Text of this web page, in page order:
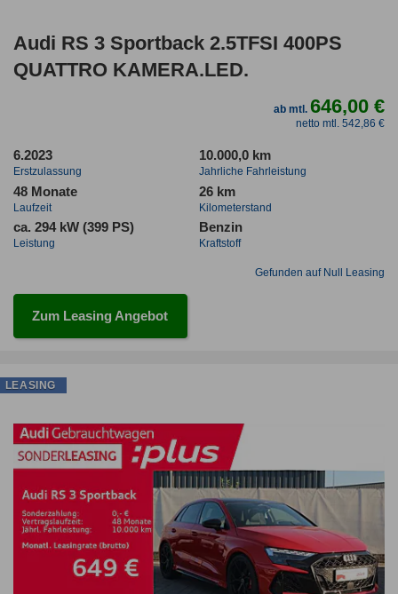
Audi RS 3 Sportback 2.5TFSI 400PS
QUATTRO KAMERA.LED.
ab mtl.646,00 €
netto mtl. 542,86 €
6.2023
Erstzulassung
10.000,0 km
Jahrliche Fahrleistung
48 Monate
Laufzeit
26 km
Kilometerstand
ca. 294 kW (399 PS)
Leistung
Benzin
Kraftstoff
Gefunden auf Null Leasing
Zum Leasing Angebot
LEASING